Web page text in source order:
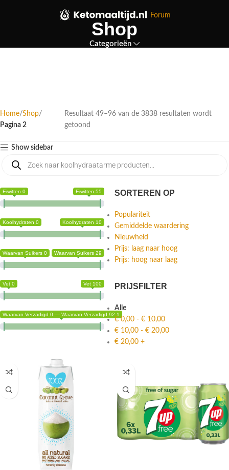
Forum
Shop
Categorieën
Home Shop
Pagina 2
Resultaat 49–96 van de 3838 resultaten wordt
getoond
Show sidebar
Eiwitten 0 Eiwitten 55
Koolhydraten 0 Koolhydraten 10
Waarvan Suikers 0 Waarvan Suikers 29
Vet 0 Vet 100
Waarvan Verzadigd 0 — Waarvan Verzadigd 92.1
SORTEREN OP
Populariteit
Gemiddelde waardering
Nieuwheid
Prijs: laag naar hoog
Prijs: hoog naar laag
PRIJSFILTER
Alle
€0,00 - € 10,00
€ 10,00 - € 20,00
€ 20,00 +